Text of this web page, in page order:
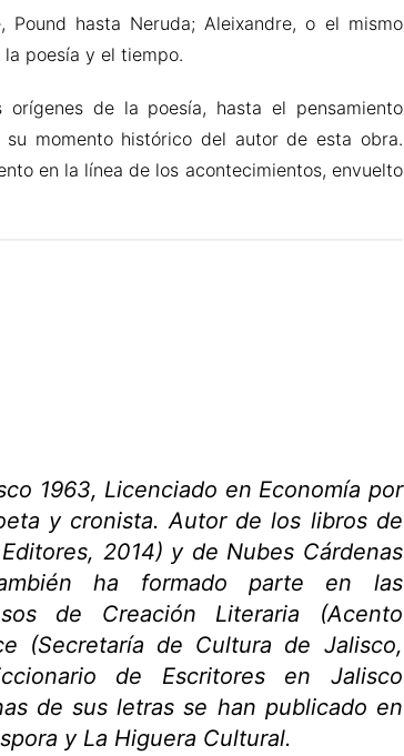
Pound hasta Neruda; Aleixandre, o el mismo
poesía y el tiempo.
de la poesía, hasta el pensamiento
momento histórico del autor de esta obra.
en la línea de los acontecimientos, envuelto
1963, Licenciado en Economía por
y cronista. Autor de los libros de
2014) y de Nubes Cárdenas
ha formado parte en las
de Creación Literaria (Acento
(Secretaría de Cultura de Jalisco,
de Escritores en Jalisco
de sus letras se han publicado en
y La Higuera Cultural.